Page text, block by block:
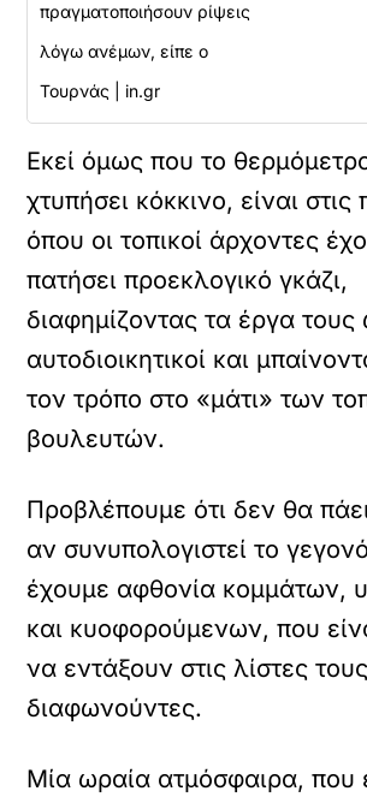
πραγματοποιήσουν ρίψεις
λόγω ανέμων, είπε ο
Τουρνάς | in.gr
Εκεί όμως που το
χτυπήσει κόκκινο, είναι στις
όπου οι τοπικοί άρχοντες
πατήσει προεκλογικό γκάζι,
διαφημίζοντας τα έργα τους
αυτοδιοικητικοί και
τον τρόπο στο «μάτι» των
βουλευτών.
Προβλέπουμε ότι δεν θα
αν συνυπολογιστεί το
έχουμε αφθονία κομμάτων,
και κυοφορούμενων, που
να εντάξουν στις λίστες
διαφωνούντες.
Μία ωραία ατμόσφαιρα, που